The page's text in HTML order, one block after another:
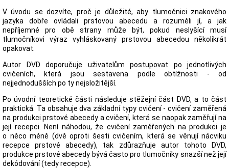
V úvodu se dozvíte, proč je důležité, aby tlumočnici znakového
jazyka dobře ovládali prstovou abecedu a rozuměli jí, a jak
nepříjemné pro obě strany může být, pokud neslyšící musí
tlumočníkovi výraz vyhláskovaný prstovou abecedou několikrát
opakovat.
Autor DVD doporučuje uživatelům postupovat po jednotlivých
cvičeních, která jsou sestavena podle obtížnosti - od
nejjednodušších po ty nejsložitější.
Po úvodní teoretické části následuje stěžejní část DVD, a to část
praktická. Ta obsahuje dva základní typy cvičení - cvičení zaměřená
na produkci prstové abecedy a cvičení, která se naopak zaměřují na
její recepci. Není náhodou, že cvičení zaměřených na produkci je
o něco méně (dvě oproti šesti cvičením, která se věnují nácviku
recepce prstové abecedy), tak zdůrazňuje autor tohoto DVD,
produkce prstové abecedy bývá často pro tlumočníky snazší než její
dekódování (tedy recepce).